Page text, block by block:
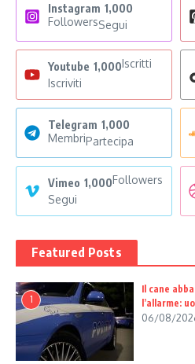
Instagram 1,000
FollowersSegui
Youtube 1,000Iscritti
Iscriviti
Telegram 1,000
MembriPartecipa
Vimeo 1,000Followers
Segui
Featured Posts
1
Il cane
l’allarme:
06/08/